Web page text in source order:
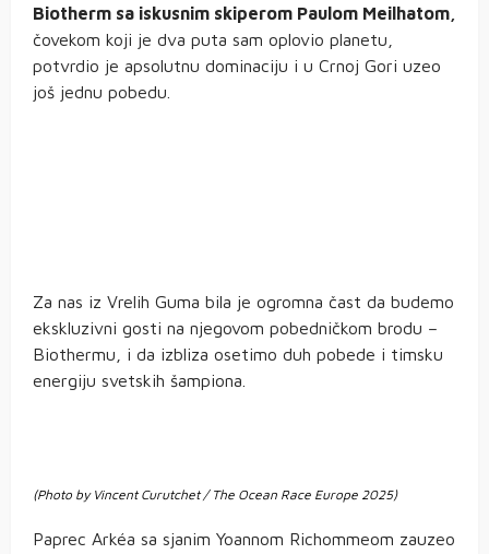
Biotherm sa iskusnim skiperom Paulom Meilhatom,
čovekom koji je dva puta sam oplovio planetu,
potvrdio je apsolutnu dominaciju i u Crnoj Gori uzeo
još jednu pobedu.
Za nas iz Vrelih Guma bila je ogromna čast da budemo
ekskluzivni gosti na njegovom pobedničkom brodu –
Biothermu, i da izbliza osetimo duh pobede i timsku
energiju svetskih šampiona.
(Photo by Vincent Curutchet / The Ocean Race Europe 2025)
Paprec Arkéa sa sjanim Yoannom Richommeom zauzeo